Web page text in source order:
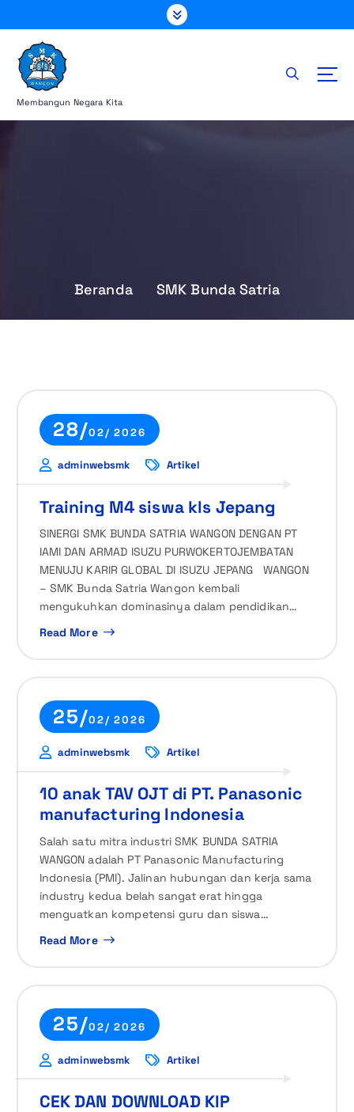
e
k
Membangun Negara Kita
Beranda SMK Bunda Satria
28/02/ 2026
adminwebsmk Artikel
Training M4 siswa kls Jepang
SINERGI SMK BUNDA SATRIA WANGON DENGAN PT
IAMI DAN ARMAD ISUZU PURWOKERTOJEMBATAN
MENUJU KARIR GLOBAL DI ISUZU JEPANG WANGON
– SMK Bunda Satria Wangon kembali
mengukuhkan dominasinya dalam pendidikan…
Read More
25/02/ 2026
adminwebsmk Artikel
10 anak TAV OJT di PT. Panasonic
manufacturing Indonesia
Salah satu mitra industri SMK BUNDA SATRIA
WANGON adalah PT Panasonic Manufacturing
Indonesia (PMI). Jalinan hubungan dan kerja sama
industry kedua belah sangat erat hingga
menguatkan kompetensi guru dan siswa…
Read More
25/02/ 2026
adminwebsmk Artikel
CEK DAN DOWNLOAD KIP